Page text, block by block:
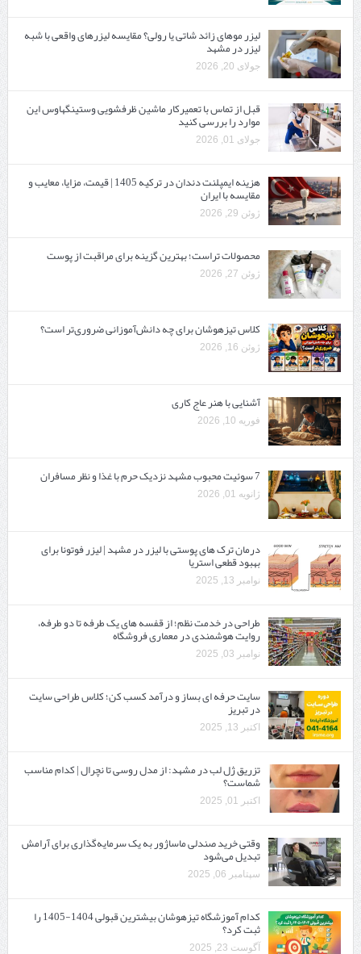
لیزر موهای زائد شاتی یا رولی؟ مقایسه لیزرهای واقعی با شبه‌
لیزر در مشهد
جولای 20, 2026
قبل از تماس با تعمیرکار ماشین ظرفشویی وستینگهاوس این
موارد را بررسی کنید
جولای 01, 2026
هزینه ایمپلنت دندان در ترکیه 1405 | قیمت، مزایا، معایب و
مقایسه با ایران
ژوئن 29, 2026
محصولات تراست؛ بهترین گزینه برای مراقبت از پوست
ژوئن 27, 2026
کلاس تیزهوشان برای چه دانش‌آموزانی ضروری‌تر است؟
ژوئن 16, 2026
آشنایی با هنر عاج کاری
فوریه 10, 2026
7 سوئیت محبوب مشهد نزدیک حرم با غذا و نظر مسافران
ژانویه 01, 2026
درمان ترک های پوستی با لیزر در مشهد | لیزر فوتونا برای
بهبود قطعی استریا
نوامبر 13, 2025
طراحی در خدمت نظم؛ از قفسه ‌های یک‌ طرفه تا دو طرفه،
روایت هوشمندی در معماری فروشگاه
نوامبر 03, 2025
سایت حرفه ‌ای بساز و درآمد کسب کن؛ کلاس طراحی سایت
در تبریز
اکتبر 13, 2025
تزریق ژل لب در مشهد: از مدل روسی تا نچرال | کدام مناسب
شماست؟
اکتبر 01, 2025
وقتی خرید صندلی ماساژور به یک سرمایه‌گذاری برای آرامش
تبدیل می‌شود
سپتامبر 06, 2025
کدام آموزشگاه تیزهوشان بیشترین قبولی 1404-1405 را
ثبت کرد؟
آگوست 23, 2025